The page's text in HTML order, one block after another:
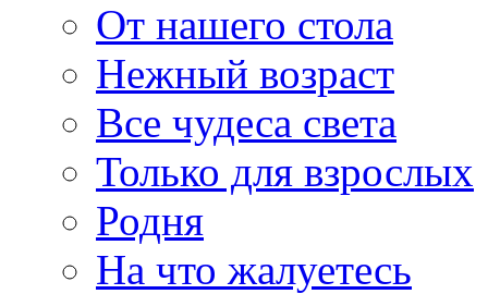
От нашего стола
Нежный возраст
Все чудеса света
Только для взрослых
Родня
На что жалуетесь